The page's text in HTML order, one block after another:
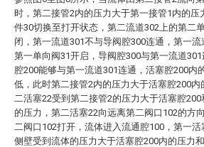
时，第二接管2内的压力大于第一接管1内的压
件30切换至打开状态，第二流道302上的第二
闭，第一流道301不与导阀腔300连通，第一流
第一单向阀31开启，导阀腔300与第一流道
腔200能够与第一流道301连通，活塞腔200内
低，此时第二接管2内的压力大于活塞腔200内
二活塞22受到第二接管2的压力大于活塞腔200
的压力，第二活塞22向远离第二阀口102的方
二阀口102打开，流体进入流通腔100，第一活
侧壁受到流体的压力大于活塞腔200内的压力